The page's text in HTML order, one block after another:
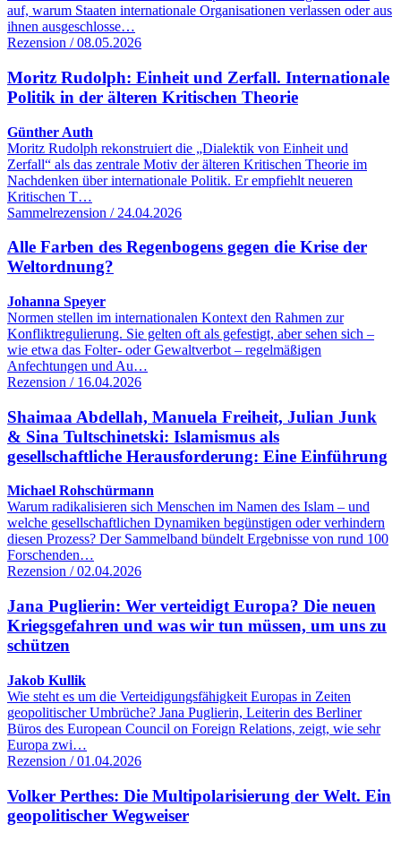
auf, warum Staaten internationale Organisationen verlassen oder aus
ihnen ausgeschlosse…
Rezension / 08.05.2026
Moritz Rudolph: Einheit und Zerfall. Internationale
Politik in der älteren Kritischen Theorie
Günther Auth
Moritz Rudolph rekonstruiert die „Dialektik von Einheit und
Zerfall“ als das zentrale Motiv der älteren Kritischen Theorie im
Nachdenken über internationale Politik. Er empfiehlt neueren
Kritischen T…
Sammelrezension / 24.04.2026
Alle Farben des Regenbogens gegen die Krise der
Weltordnung?
Johanna Speyer
Normen stellen im internationalen Kontext den Rahmen zur
Konfliktregulierung. Sie gelten oft als gefestigt, aber sehen sich –
wie etwa das Folter- oder Gewaltverbot – regelmäßigen
Anfechtungen und Au…
Rezension / 16.04.2026
Shaimaa Abdellah, Manuela Freiheit, Julian Junk
& Sina Tultschinetski: Islamismus als
gesellschaftliche Herausforderung: Eine Einführung
Michael Rohschürmann
Warum radikalisieren sich Menschen im Namen des Islam – und
welche gesellschaftlichen Dynamiken begünstigen oder verhindern
diesen Prozess? Der Sammelband bündelt Ergebnisse von rund 100
Forschenden…
Rezension / 02.04.2026
Jana Puglierin: Wer verteidigt Europa? Die neuen
Kriegsgefahren und was wir tun müssen, um uns zu
schützen
Jakob Kullik
Wie steht es um die Verteidigungsfähigkeit Europas in Zeiten
geopolitischer Umbrüche? Jana Puglierin, Leiterin des Berliner
Büros des European Council on Foreign Relations, zeigt, wie sehr
Europa zwi…
Rezension / 01.04.2026
Volker Perthes: Die Multipolarisierung der Welt. Ein
geopolitischer Wegweiser